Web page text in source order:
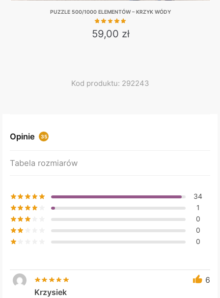
PUZZLE 500/1000 ELEMENTÓW – KRZYK WÓDY
59,00 zł
multiple
page
Kod produktu: 292243
Opinie 35
Tabela rozmiarów
34
1
0
0
0
6
Krzysiek